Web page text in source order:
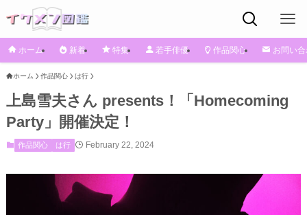
ホーム 新着 特集 若手俳優 作品関心 お問い
ホーム 作品関心 は行
上島雪夫さん presents！「Homecoming
Party」開催決定！
作品関心 は行 February 22, 2024